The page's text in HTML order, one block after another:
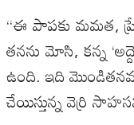
“ఈ పాపకు మమత,
తనను మోసి, కన్న ‘అద్దె
ఉంది. ఇది
చేయిస్తున్నవెర్రి